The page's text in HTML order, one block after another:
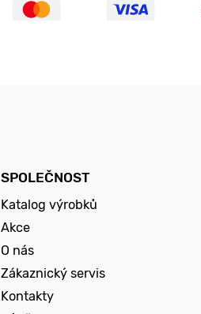
SPOLEČNOST
Katalog výrobků
Akce
O nás
Zákaznický servis
Kontakty